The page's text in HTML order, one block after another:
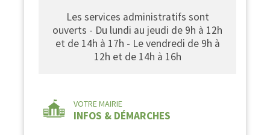
Les services administratifs sont
ouverts - Du lundi au jeudi de 9h à 12h
et de 14h à 17h - Le vendredi de 9h à
12h et de 14h à 16h
VOTRE MAIRIE
INFOS & DÉMARCHES